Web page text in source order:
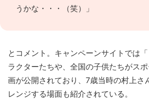
うかな・・・（笑）」
とコメント。キャンペーンサイトでは
ラクターたちや、全国の子供たちがス
画が公開されており、7歳当時の村上さ
レンジする場面も紹介されている。